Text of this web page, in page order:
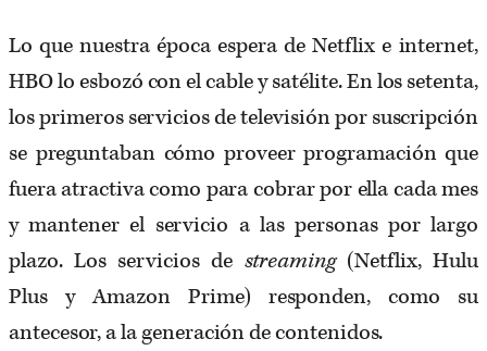
Lo que nuestra época espera de Netflix e internet,
HBO lo esbozó con el cable y satélite. En los setenta,
los primeros servicios de televisión por suscripción
se preguntaban cómo proveer programación que
fuera atractiva como para cobrar por ella cada mes
y mantener el servicio a las personas por largo
plazo. Los servicios de streaming (Netflix, Hulu
Plus y Amazon Prime) responden, como su
antecesor, a la generación de contenidos.